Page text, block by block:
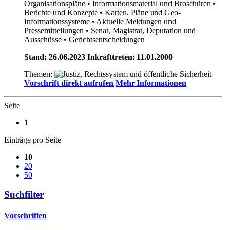
Organisationspläne • Informationsmaterial und Broschüren •
Berichte und Konzepte • Karten, Pläne und Geo-
Informationssysteme • Aktuelle Meldungen und
Pressemitteilungen • Senat, Magistrat, Deputation und
Ausschüsse • Gerichtsentscheidungen
Stand: 26.06.2023 Inkrafttreten: 11.01.2000
Themen:
Vorschrift direkt aufrufen Mehr Informationen
Seite
1
Einträge pro Seite
10
20
50
Suchfilter
Vorschriften